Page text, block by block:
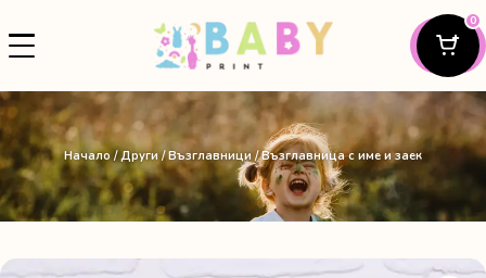
0
Начало /Други/Възглавници/ Възглавница с име и заек